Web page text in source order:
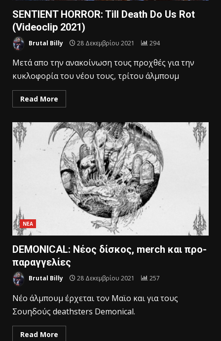
SENTIENT HORROR: Till Death Do Us Rot
(Videoclip 2021)
Brutal Billy 28 Δεκεμβρίου 2021 294
Mετά απο την ανακοίνωση τους προχθές για την
κυκλοφορία του νέου τους, τρίτου άλμπουμ
Read More
ΝΕΑ
DEMONICAL: Nέος δίσκος, merch και προ-
παραγγελίες
Brutal Billy 28 Δεκεμβρίου 2021 257
Nέο άλμπουμ έρχεται τον Μαϊο και για τους
Σουηδούς deathsters Demonical.
Read More